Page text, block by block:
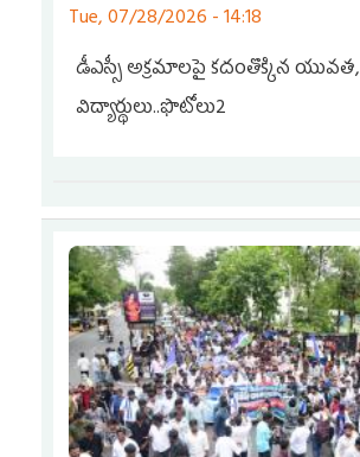
Tue, 07/28/2026 - 14:18
డీఎస్సీ అక్రమాలపై కదంతొక్కిన యువత,
విద్యార్థులు..ఫొటోలు2